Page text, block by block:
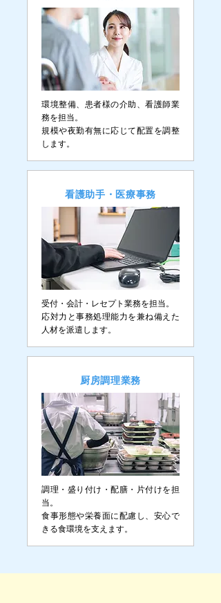
環境整備、患者様の介助、看護師業
務を担当。
規模や夜勤有無に応じて配置を調整
します。
看護助手・医療事務
受付・会計・レセプト業務を担当。
応対力と事務処理能力を兼ね備えた
人材を派遣します。
​厨房調理業務
調理・盛り付け・配膳・片付けを担
当。
食事形態や栄養面に配慮し、安心で
きる食環境を支えます。